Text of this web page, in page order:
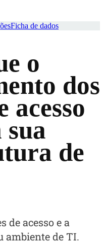
Ficha de dados
o
dos
acesso
sua
de
de acesso e a
ambiente de TI.